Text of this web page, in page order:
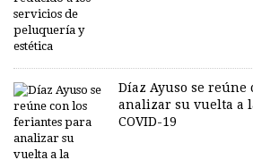
Díaz Ayuso se
analizar su vuelta a
COVID-19